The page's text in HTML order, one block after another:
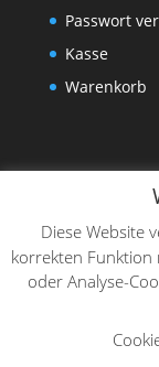
Passwort
Kasse
Warenkorb
Diese Website
korrekten Funktion
oder Analyse-